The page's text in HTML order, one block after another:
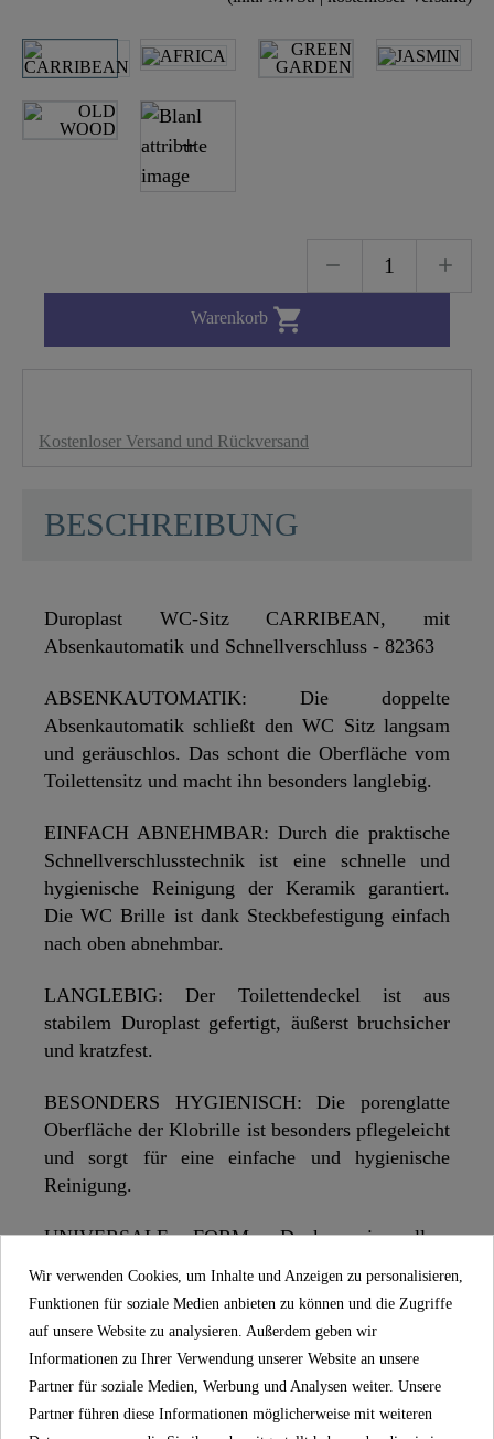
Warenkorb 
Kostenloser Versand und Rückversand
BESCHREIBUNG
Duroplast WC-Sitz CARRIBEAN, mit
Absenkautomatik und Schnellverschluss - 82363
ABSENKAUTOMATIK: Die doppelte
Absenkautomatik schließt den WC Sitz langsam
und geräuschlos. Das schont die Oberfläche vom
Toilettensitz und macht ihn besonders langlebig.
EINFACH ABNEHMBAR: Durch die praktische
Schnellverschlusstechnik ist eine schnelle und
hygienische Reinigung der Keramik garantiert.
Die WC Brille ist dank Steckbefestigung einfach
nach oben abnehmbar.
LANGLEBIG: Der Toilettendeckel ist aus
stabilem Duroplast gefertigt, äußerst bruchsicher
und kratzfest.
BESONDERS HYGIENISCH: Die porenglatte
Oberfläche der Klobrille ist besonders pflegeleicht
und sorgt für eine einfache und hygienische
Reinigung.
UNIVERSALE FORM: Dank universellem
handelsübliche Hänge- und Stand WC-Becken
(Details zu der Bemaßung in technischer
INNOVATIV: Der WC Deckel wird mit Hilfe von
Klebepads zusätzlich fixiert. Das ermöglicht eine
Wir verwenden Cookies, um Inhalte und Anzeigen zu personalisieren,
Funktionen für soziale Medien anbieten zu können und die Zugriffe
auf unsere Website zu analysieren. Außerdem geben wir
Informationen zu Ihrer Verwendung unserer Website an unsere
Partner für soziale Medien, Werbung und Analysen weiter. Unsere
Partner führen diese Informationen möglicherweise mit weiteren